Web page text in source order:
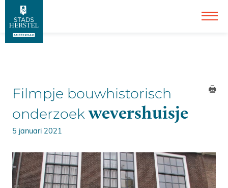
Filmpje bouwhistorisch
onderzoekwevershuisje
5 januari 2021